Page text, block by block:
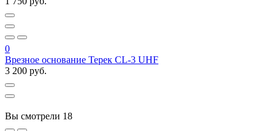
0
Врезное основание Терек CL-3 UHF
3 200 руб.
Вы смотрели 18